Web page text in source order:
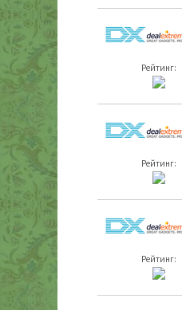
Рейтинг:
Рейтинг:
Рейтинг: